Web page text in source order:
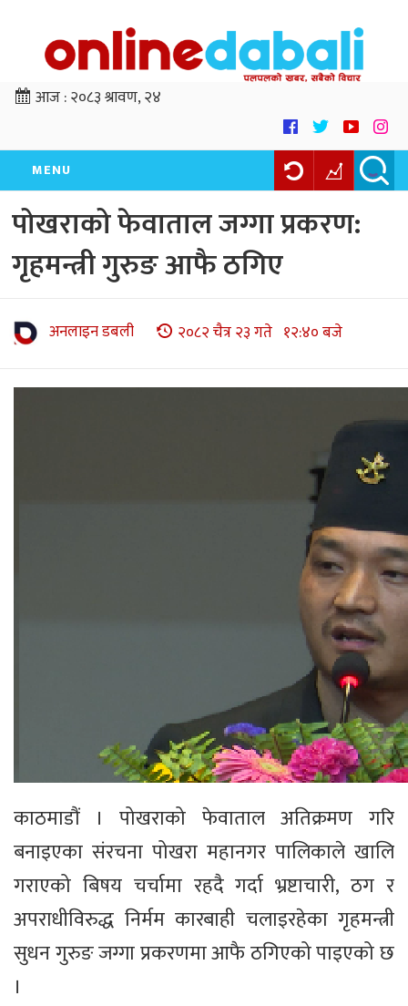
आज :२०८३ श्रावण, २४
MENU
पोखराको फेवाताल जग्गा प्रकरण:
गृहमन्त्री गुरुङ आफै ठगिए
अनलाइन डबली २०८२ चैत्र २३ गते १२:४० बजे
काठमाडौं । पोखराको फेवाताल अतिक्रमण गरि
बनाइएका संरचना पोखरा महानगर पालिकाले खालि
गराएको बिषय चर्चामा रहदै गर्दा भ्रष्टाचारी, ठग र
अपराधीविरुद्ध निर्मम कारबाही चलाइरहेका गृहमन्त्री
सुधन गुरुङ जग्गा प्रकरणमा आफै ठगिएको पाइएको छ
।